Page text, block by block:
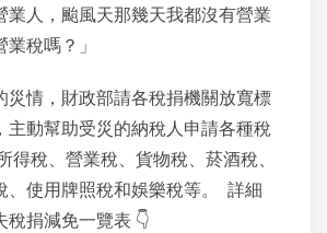
業人，颱風天那幾天我都沒有營業
稅嗎？」
災情，財政部請各稅捐機關放寬標
主動幫助受災的納稅人申請各種稅
得稅、營業稅、貨物稅、菸酒稅、
使用牌照稅和娛樂稅等。
詳細
稅捐減免一覽表 👇